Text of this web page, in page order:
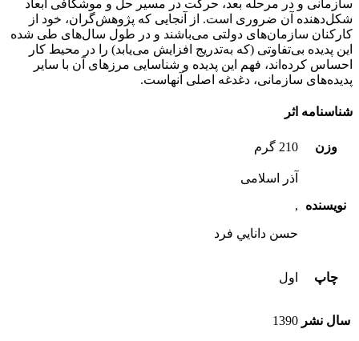
سازمانی و در مرحله بعد، حرکت در مسیر حل و موشکافی ابعاد
شکل‌دهنده آن ضروری است. از آنجایی که پژوهش‌گران، خود از
کارکنان سازمان‌های دولتی می‌باشند و در طول سال‌های طی شده
این پدیده بی‌تفاوتی (که به‌تدریج افزایش می‌یابد) را در محیط کار
احساس کرده‌اند، فهم این پدیده و شناسایی مرزهای آن با سایر
پدیده‌های سازمانی، دغدغه اصلی آنهاست.
شناسنامه اثر
وزن 210 گرم
نویسنده
آذر اسلامی
,
حسن دانايي فرد
چاپ اول
سال نشر 1390